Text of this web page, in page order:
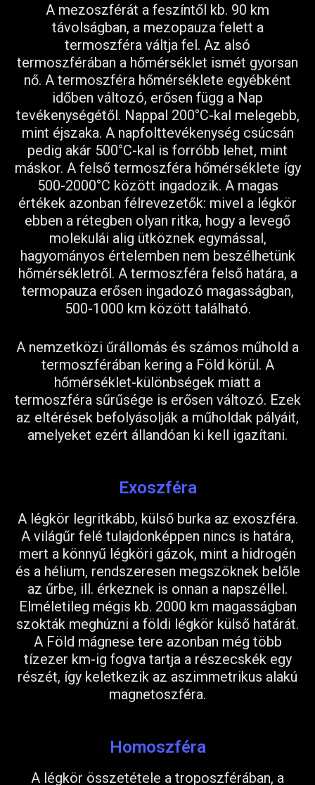
A mezoszférát a feszíntől kb. 90 km
távolságban, a mezopauza felett a
termoszféra váltja fel. Az alsó
termoszférában a hőmérséklet ismét gyorsan
nő. A termoszféra hőmérséklete egyébként
időben változó, erősen függ a Nap
tevékenységétől. Nappal 200°C-kal melegebb,
mint éjszaka. A napfolttevékenység csúcsán
pedig akár 500°C-kal is forróbb lehet, mint
máskor. A felső termoszféra hőmérséklete így
500-2000°C között ingadozik. A magas
értékek azonban félrevezetők: mivel a légkör
ebben a rétegben olyan ritka, hogy a levegő
molekulái alig ütköznek egymással,
hagyományos értelemben nem beszélhetünk
hőmérsékletről. A termoszféra felső határa, a
termopauza erősen ingadozó magasságban,
500-1000 km között található.
A nemzetközi űrállomás és számos műhold a
termoszférában kering a Föld körül. A
hőmérséklet-különbségek miatt a
termoszféra sűrűsége is erősen változó. Ezek
az eltérések befolyásolják a műholdak pályáit,
amelyeket ezért állandóan ki kell igazítani.
Exoszféra
A légkör legritkább, külső burka az exoszféra.
A világűr felé tulajdonképpen nincs is határa,
mert a könnyű légköri gázok, mint a hidrogén
és a hélium, rendszeresen megszöknek belőle
az űrbe, ill. érkeznek is onnan a napszéllel.
Elméletileg mégis kb. 2000 km magasságban
szokták meghúzni a földi légkör külső határát.
A Föld mágnese tere azonban még több
tízezer km-ig fogva tartja a részecskék egy
részét, így keletkezik az aszimmetrikus alakú
magnetoszféra.
Homoszféra
A légkör összetétele a troposzférában, a